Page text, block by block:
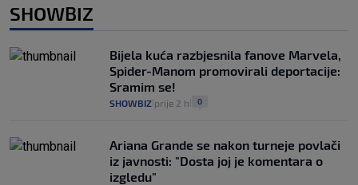
SHOWBIZ
Bijela kuća razbjesnila fanove Marvela,
Spider-Manom promovirali deportacije:
Sramim se!
SHOWBIZ prije 2 h 0
Ariana Grande se nakon turneje povlači
iz javnosti: "Dosta joj je komentara o
izgledu"